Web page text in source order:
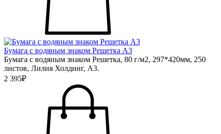
Бумага с водяным знаком Решетка А3
Бумага с водяным знаком Решетка, 80 г/м2, 297*420мм, 250
листов, Лилия Холдинг, А3.
2 395₽